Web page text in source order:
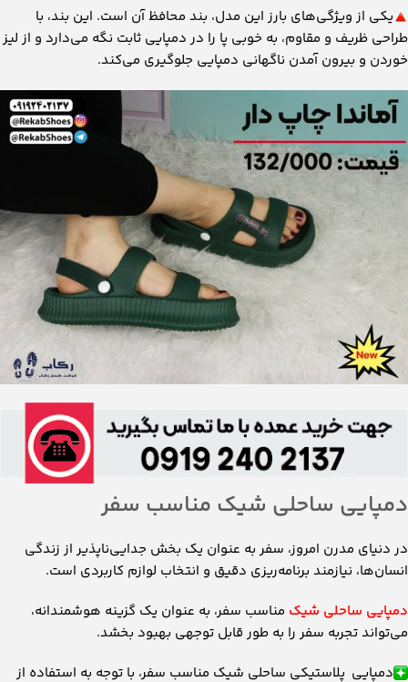
یکی از ویژگی‌های بارز این مدل، بند محافظ آن است. این بند، با
طراحی ظریف و مقاوم، به خوبی پا را در دمپایی ثابت نگه می‌دارد و از لیز
خوردن و بیرون آمدن ناگهانی دمپایی جلوگیری می‌کند.
دمپایی ساحلی شیک مناسب سفر
در دنیای مدرن امروز، سفر به عنوان یک بخش جدایی‌ناپذیر از زندگی
انسان‌ها، نیازمند برنامه‌ریزی دقیق و انتخاب لوازم کاربردی است.
دمپایی ساحلی شیک مناسب سفر، به عنوان یک گزینه هوشمندانه،
می‌تواند تجربه سفر را به طور قابل توجهی بهبود بخشد.
دمپایی پلاستیکی ساحلی شیک مناسب سفر، با توجه به استفاده از